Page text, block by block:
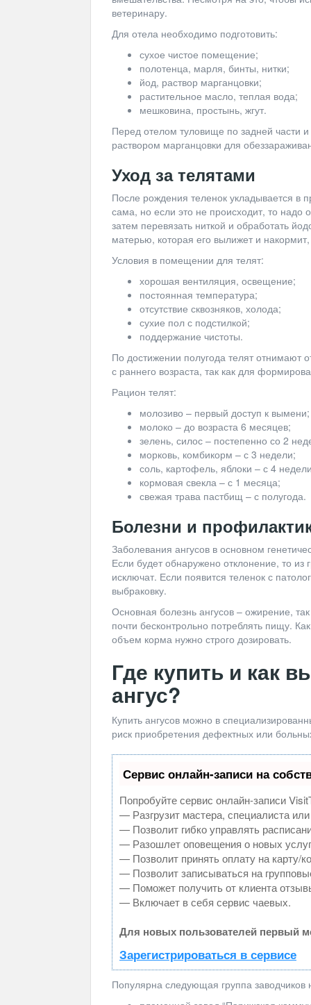
ветеринару.
Для отела необходимо подготовить:
сухое чистое помещение;
полотенца, марля, бинты, нитки;
йод, раствор марганцовки;
растительное масло, теплая вода;
мешковина, простынь, жгут.
Перед отелом туловище по задней части
раствором марганцовки для
Уход за телятами
После рождения теленок укладывается в
сама, но если это не происходит, то надо
затем перевязать ниткой и обработать
матерью, которая его вылижет и
Условия в помещении для телят:
хорошая вентиляция, освещение;
постоянная температура;
отсутствие сквозняков, холода;
сухие пол с подстилкой;
поддержание чистоты.
По достижении полугода телят отнимают
с раннего возраста, так как для
Рацион телят:
молозиво – первый доступ к вымени;
молоко – до возраста 6 месяцев;
зелень, силос – постепенно со 2
морковь, комбикорм – с 3 недели;
соль, картофель, яблоки – с 4
кормовая свекла – с 1 месяца;
свежая трава пастбищ – с полугода.
Болезни и
Заболевания ангусов в основном
Если будет обнаружено отклонение, то
исключат. Если появится теленок с
выбраковку.
Основная болезнь ангусов – ожирение,
почти бесконтрольно потреблять пищу.
объем корма нужно строго дозировать.
Где купить и как
ангус?
Купить ангусов можно в
риск приобретения дефектных или
Сервис онлайн-записи на
Попробуйте сервис онлайн-записи
— Разгрузит мастера, специалиста
— Позволит гибко управлять
— Разошлет оповещения о новых
— Позволит принять оплату на карту/
— Позволит записываться на
— Поможет получить от клиента
— Включает в себя сервис чаевых.
Для новых пользователей первый
Зарегистрироваться в сервисе
Популярна следующая группа заводчиков